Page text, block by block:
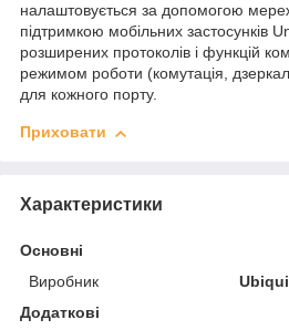
налаштовується за допомогою
підтримкою мобільних застосунків
розширених протоколів і функцій
режимом роботи (комутація,
для кожного порту.
Приховати
Характеристики
Основні
Виробник
Додаткові